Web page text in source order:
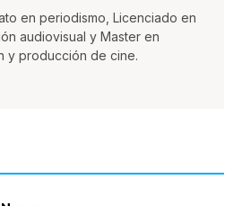
en periodismo, Licenciado en
audiovisual y Master en
y producción de cine.